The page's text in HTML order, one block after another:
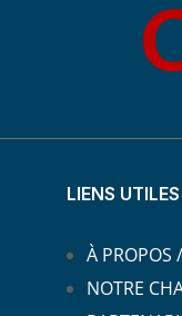
LIENS UTILES
À PROPOS
NOTRE